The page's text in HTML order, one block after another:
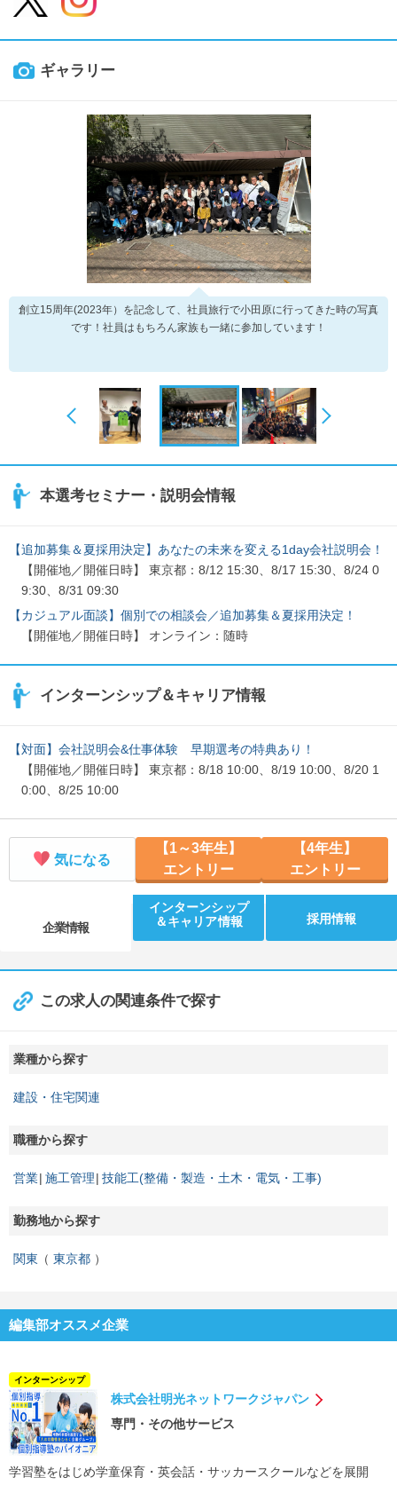
ギャラリー
創立15周年(2023年）を記念して、社員旅行で小田原に行ってきた時の写真
です！社員はもちろん家族も一緒に参加しています！
本選考セミナー・説明会情報
【追加募集＆夏採用決定】あなたの未来を変える1day会社説明会！
【開催地／開催日時】 東京都：8/12 15:30、8/17 15:30、8/24 0
9:30、8/31 09:30
【カジュアル面談】個別での相談会／追加募集＆夏採用決定！
【開催地／開催日時】 オンライン：随時
インターンシップ＆キャリア情報
【対面】会社説明会&仕事体験 早期選考の特典あり！
【開催地／開催日時】 東京都：8/18 10:00、8/19 10:00、8/20 1
0:00、8/25 10:00
気になる
【1～3年生】
エントリー
【4年生】
エントリー
企業情報
インターンシップ
＆キャリア情報
採用情報
この求人の関連条件で探す
業種から探す
建設・住宅関連
職種から探す
営業 施工管理 技能工(整備・製造・土木・電気・工事)
勤務地から探す
関東 東京都
編集部オススメ企業
インターンシップ
株式会社明光ネットワークジャパン
専門・その他サービス
学習塾をはじめ学童保育・英会話・サッカースクールなどを展開